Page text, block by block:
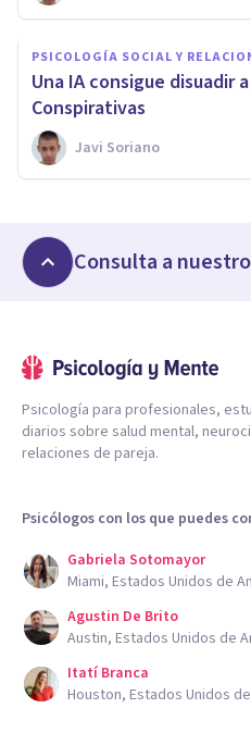
PSICOLOGÍA SOCIAL Y
Una IA consigue disuadir
Conspirativas
Javi Soriano
Consulta a
Psicología para profesionales,
diarios sobre salud mental,
relaciones de pareja.
Psicólogos con los que puedes
Gabriela Sotomayor
Miami, Estados Unidos de
Agustin De Brito
Austin, Estados Unidos de
Itatí Branca
Houston, Estados Unidos